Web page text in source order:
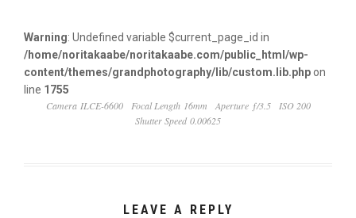
Warning: Undefined variable $current_page_id in
/home/noritakaabe/noritakaabe.com/public_html/wp-
content/themes/grandphotography/lib/custom.lib.phpon
line 1755
Camera ILCE-6600
Focal Length 16mm Aperture ƒ/3.5
ISO 200
Shutter Speed 0.00625
LEAVE A REPLY